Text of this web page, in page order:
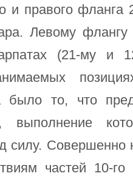
и правого фланга
Левому
(21-му и
то, что
выполнение
силу. Совершенно
частей 10-